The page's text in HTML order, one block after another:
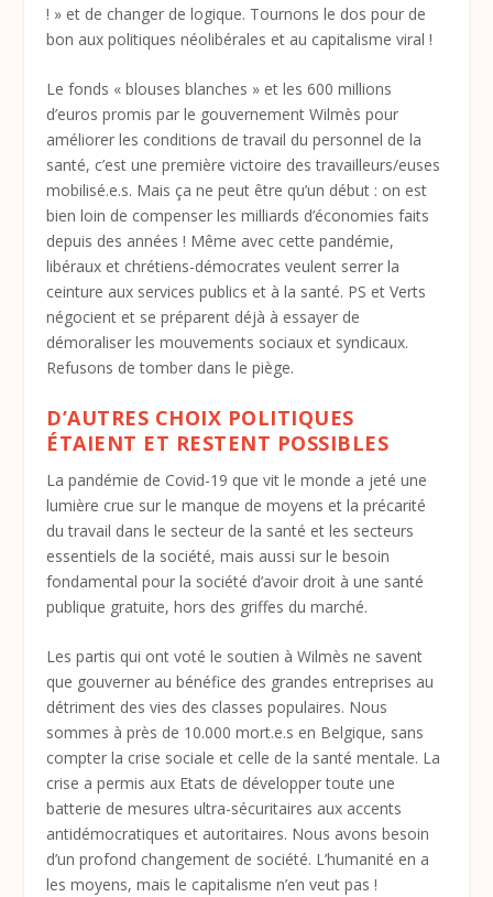
! » et de changer de logique. Tournons le dos pour de
bon aux politiques néolibérales et au capitalisme viral !
Le fonds « blouses blanches » et les 600 millions
d’euros promis par le gouvernement Wilmès pour
améliorer les conditions de travail du personnel de la
santé, c’est une première victoire des travailleurs/euses
mobilisé.e.s. Mais ça ne peut être qu’un début : on est
bien loin de compenser les milliards d’économies faits
depuis des années ! Même avec cette pandémie,
libéraux et chrétiens-démocrates veulent serrer la
ceinture aux services publics et à la santé. PS et Verts
négocient et se préparent déjà à essayer de
démoraliser les mouvements sociaux et syndicaux.
Refusons de tomber dans le piège.
D’AUTRES CHOIX POLITIQUES
ÉTAIENT ET RESTENT POSSIBLES
La pandémie de Covid-19 que vit le monde a jeté une
lumière crue sur le manque de moyens et la précarité
du travail dans le secteur de la santé et les secteurs
essentiels de la société, mais aussi sur le besoin
fondamental pour la société d’avoir droit à une santé
publique gratuite, hors des griffes du marché.
Les partis qui ont voté le soutien à Wilmès ne savent
que gouverner au bénéfice des grandes entreprises au
détriment des vies des classes populaires. Nous
sommes à près de 10.000 mort.e.s en Belgique, sans
compter la crise sociale et celle de la santé mentale. La
crise a permis aux Etats de développer toute une
batterie de mesures ultra-sécuritaires aux accents
antidémocratiques et autoritaires. Nous avons besoin
d’un profond changement de société. L’humanité en a
les moyens, mais le capitalisme n’en veut pas !